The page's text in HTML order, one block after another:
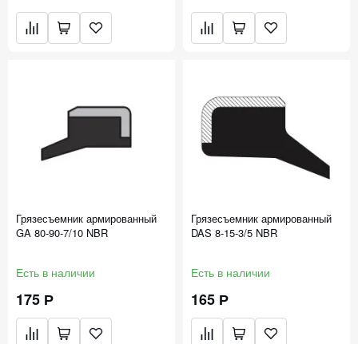
Грязесъемник армированный
GA 80-90-7/10 NBR
Есть в наличии
175 Р
Грязесъемник армированный
DAS 8-15-3/5 NBR
Есть в наличии
165 Р